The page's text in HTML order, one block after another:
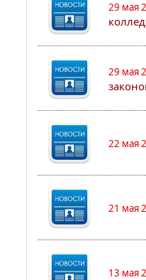
29 мая
29 мая
22 мая
21 мая
13 мая